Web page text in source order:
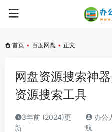
首页 • 百度网盘 • 正文
网盘资源搜索神
资源搜索工具
3年前 (2024)更
新
办公
航